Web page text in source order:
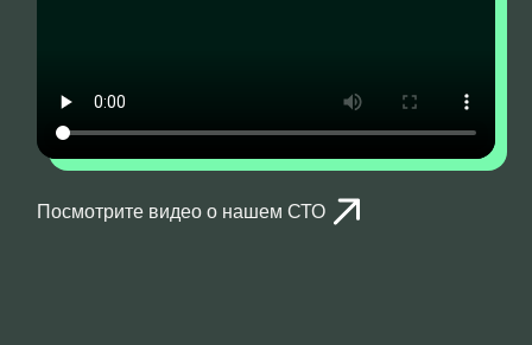
Посмотрите видео о нашем СТО